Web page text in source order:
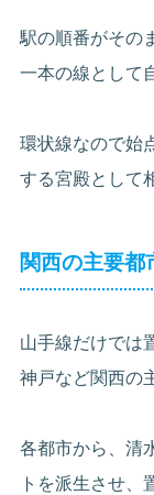
駅の順番がその
一本の線として
環状線なので始
する宮殿として
関西の主要都
山手線だけでは
神戸など関西の
各都市から、清
トを派生させ、